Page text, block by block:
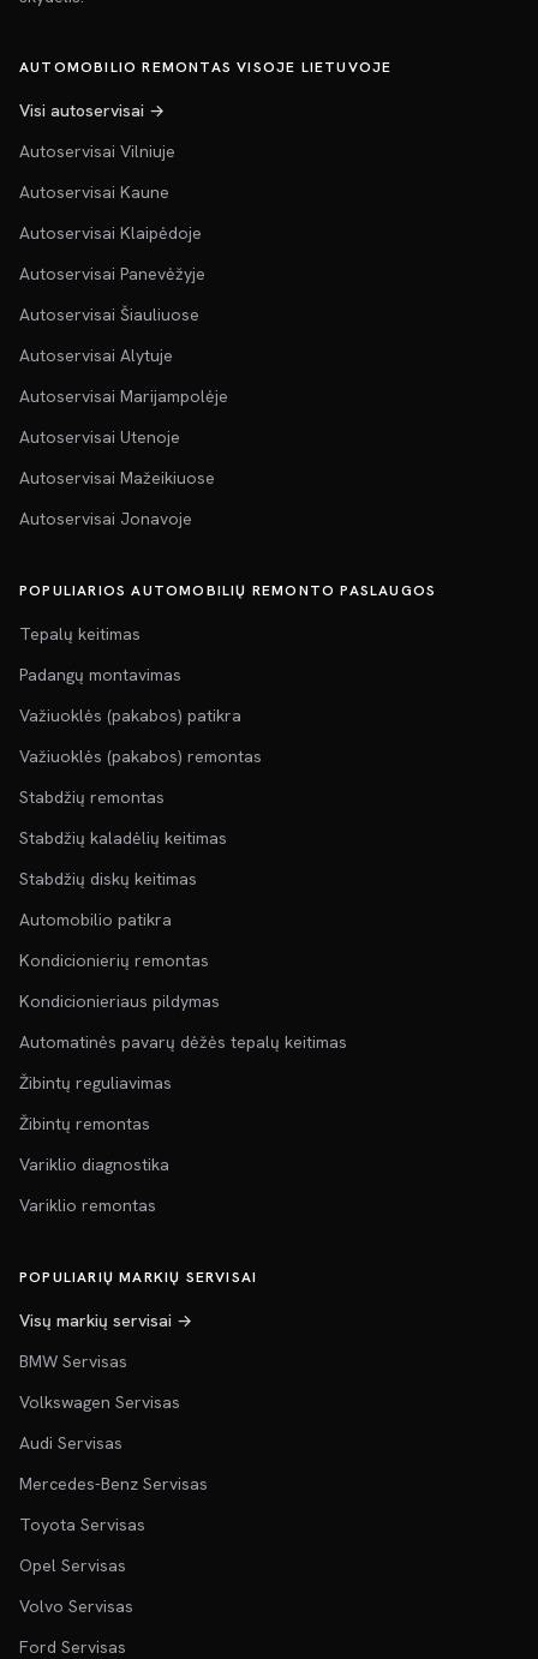
AUTOMOBILIO REMONTAS VISOJE LIETUVOJE
Visi autoservisai →
Autoservisai Vilniuje
Autoservisai Kaune
Autoservisai Klaipėdoje
Autoservisai Panevėžyje
Autoservisai Šiauliuose
Autoservisai Alytuje
Autoservisai Marijampolėje
Autoservisai Utenoje
Autoservisai Mažeikiuose
Autoservisai Jonavoje
POPULIARIOS AUTOMOBILIŲ REMONTO PASLAUGOS
Tepalų keitimas
Padangų montavimas
Važiuoklės (pakabos) patikra
Važiuoklės (pakabos) remontas
Stabdžių remontas
Stabdžių kaladėlių keitimas
Stabdžių diskų keitimas
Automobilio patikra
Kondicionierių remontas
Kondicionieriaus pildymas
Automatinės pavarų dėžės tepalų keitimas
Žibintų reguliavimas
Žibintų remontas
Variklio diagnostika
Variklio remontas
POPULIARIŲ MARKIŲ SERVISAI
Visų markių servisai →
BMW Servisas
Volkswagen Servisas
Audi Servisas
Mercedes-Benz Servisas
Toyota Servisas
Opel Servisas
Volvo Servisas
Ford Servisas